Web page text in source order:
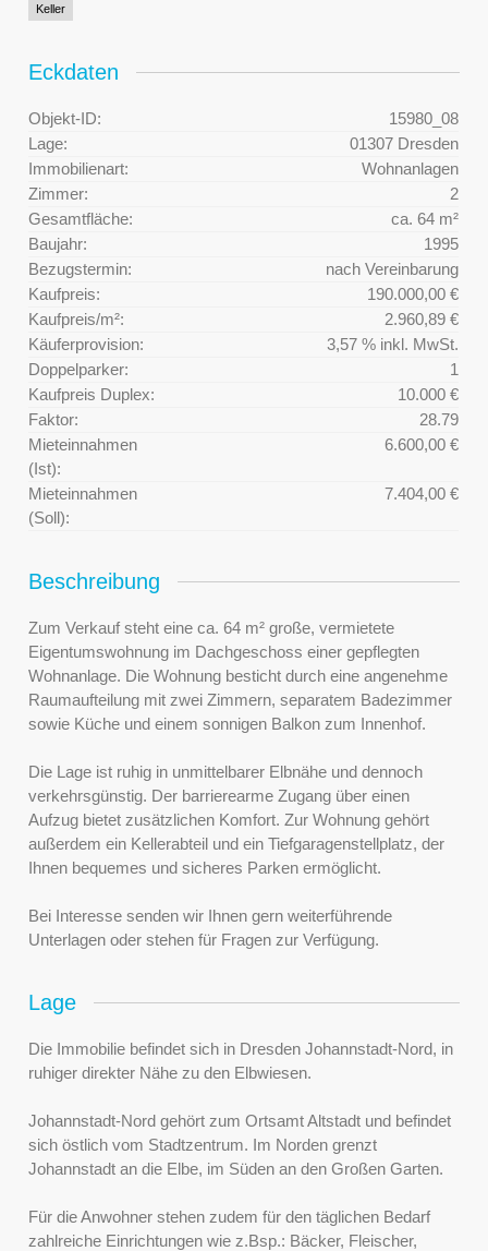
Keller
Eckdaten
Objekt-ID:
15980_08
Lage:
01307 Dresden
Immobilienart:
Wohnanlagen
Zimmer:
2
Gesamtfläche:
ca. 64 m²
Baujahr:
1995
Bezugstermin:
nach Vereinbarung
Kaufpreis:
190.000,00 €
Kaufpreis/m²:
2.960,89 €
Käuferprovision:
3,57 % inkl. MwSt.
Doppelparker:
1
Kaufpreis Duplex:
10.000 €
Faktor:
28.79
Mieteinnahmen
(Ist):
6.600,00 €
Mieteinnahmen
(Soll):
7.404,00 €
Beschreibung
Zum Verkauf steht eine ca. 64 m² große, vermietete
Eigentumswohnung im Dachgeschoss einer gepflegten
Wohnanlage. Die Wohnung besticht durch eine angenehme
Raumaufteilung mit zwei Zimmern, separatem Badezimmer
sowie Küche und einem sonnigen Balkon zum Innenhof.
Die Lage ist ruhig in unmittelbarer Elbnähe und dennoch
verkehrsgünstig. Der barrierearme Zugang über einen
Aufzug bietet zusätzlichen Komfort. Zur Wohnung gehört
außerdem ein Kellerabteil und ein Tiefgaragenstellplatz, der
Ihnen bequemes und sicheres Parken ermöglicht.
Bei Interesse senden wir Ihnen gern weiterführende
Unterlagen oder stehen für Fragen zur Verfügung.
Lage
Die Immobilie befindet sich in Dresden Johannstadt-Nord, in
ruhiger direkter Nähe zu den Elbwiesen.
Johannstadt-Nord gehört zum Ortsamt Altstadt und befindet
sich östlich vom Stadtzentrum. Im Norden grenzt
Johannstadt an die Elbe, im Süden an den Großen Garten.
Für die Anwohner stehen zudem für den täglichen Bedarf
zahlreiche Einrichtungen wie z.Bsp.: Bäcker, Fleischer,